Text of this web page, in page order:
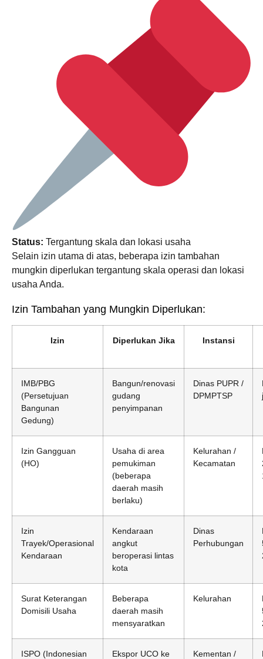
Status: Tergantung skala dan lokasi usaha
Selain izin utama di atas, beberapa izin tambahan
mungkin diperlukan tergantung skala operasi dan lokasi
usaha Anda.
Izin Tambahan yang Mungkin Diperlukan:
Izin Diperlukan Jika Instansi
IMB/PBG
(Persetujuan
Bangunan
Gedung)
Bangun/renovasi
gudang
penyimpanan
Dinas PUPR /
DPMPTSP
Izin Gangguan
(HO)
Usaha di area
pemukiman
(beberapa
daerah masih
berlaku)
Kelurahan /
Kecamatan
Izin
Trayek/Operasional
Kendaraan
Kendaraan
angkut
beroperasi lintas
kota
Dinas
Perhubungan
Surat Keterangan
Domisili Usaha
Beberapa
daerah masih
mensyaratkan
Kelurahan
ISPO (Indonesian Ekspor UCO ke Kementan /